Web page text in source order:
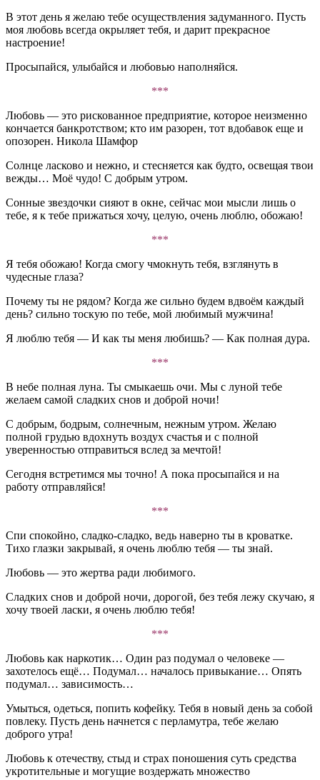
В этот день я желаю тебе осуществления задуманного. Пусть
моя любовь всегда окрыляет тебя, и дарит прекрасное
настроение!
Просыпайся, улыбайся и любовью наполняйся.
***
Любовь — это рискованное предприятие, которое неизменно
кончается банкротством; кто им разорен, тот вдобавок еще и
опозорен. Никола Шамфор
Солнце ласково и нежно, и стесняется как будто, освещая твои
вежды… Моё чудо! С добрым утром.
Сонные звездочки сияют в окне, сейчас мои мысли лишь о
тебе, я к тебе прижаться хочу, целую, очень люблю, обожаю!
***
Я тебя обожаю! Когда смогу чмокнуть тебя, взглянуть в
чудесные глаза?
Почему ты не рядом? Когда же сильно будем вдвоём каждый
день? сильно тоскую по тебе, мой любимый мужчина!
Я люблю тебя — И как ты меня любишь? — Как полная дура.
***
В небе полная луна. Ты смыкаешь очи. Мы с луной тебе
желаем самой сладких снов и доброй ночи!
С добрым, бодрым, солнечным, нежным утром. Желаю
полной грудью вдохнуть воздух счастья и с полной
уверенностью отправиться вслед за мечтой!
Сегодня встретимся мы точно! А пока просыпайся и на
работу отправляйся!
***
Спи спокойно, сладко-сладко, ведь наверно ты в кроватке.
Тихо глазки закрывай, я очень люблю тебя — ты знай.
Любовь — это жертва ради любимого.
Сладких снов и доброй ночи, дорогой, без тебя лежу скучаю, я
хочу твоей ласки, я очень люблю тебя!
***
Любовь как наркотик… Один раз подумал о человеке —
захотелось ещё… Подумал… началось привыкание… Опять
подумал… зависимость…
Умыться, одеться, попить кофейку. Тебя в новый день за собой
повлеку. Пусть день начнется с перламутра, тебе желаю
доброго утра!
Любовь к отечеству, стыд и страх поношения суть средства
укротительные и могущие воздержать множество